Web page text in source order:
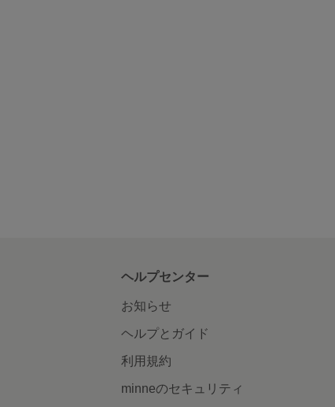
ヘルプセンター
お知らせ
ヘルプとガイド
利用規約
minneのセキュリティ